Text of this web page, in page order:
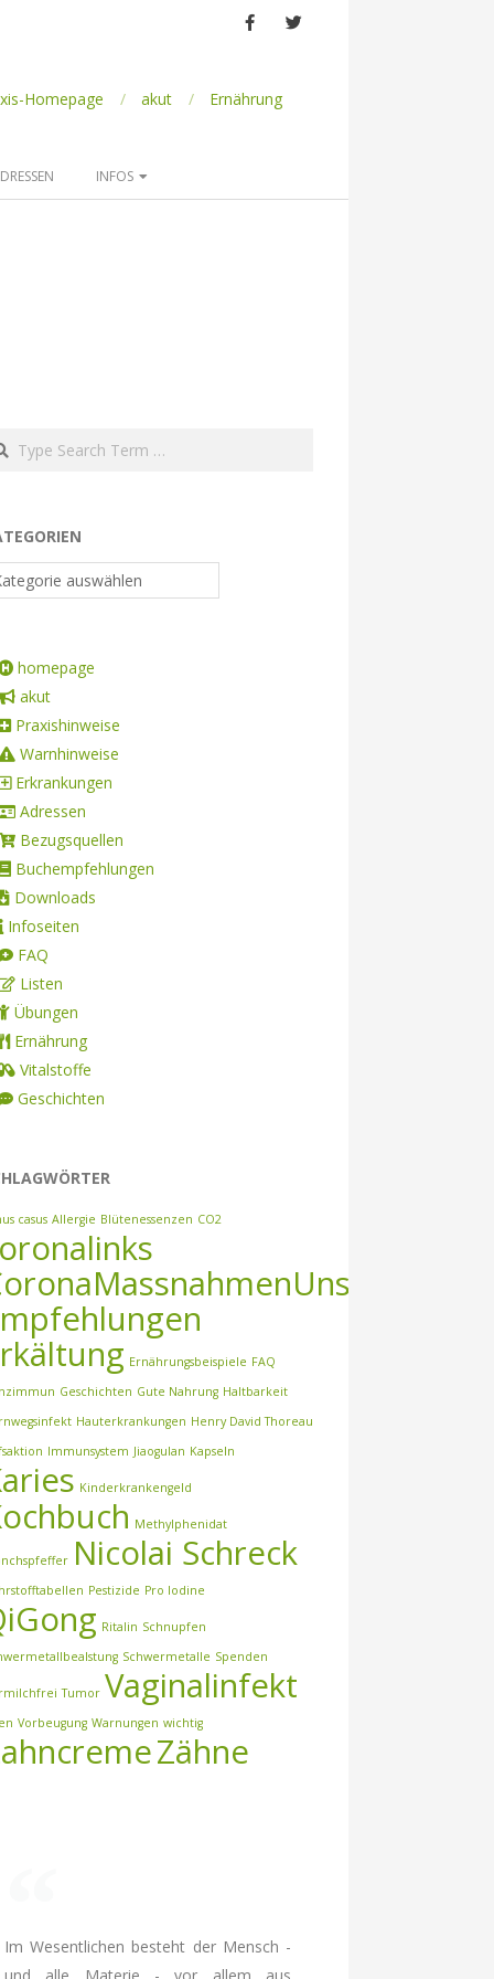
Homepage akut Ernährung
INFOS
homepage
akut
Praxishinweise
Warnhinweise
Erkrankungen
Adressen
Bezugsquellen
Buchempfehlungen
Downloads
Infoseiten
FAQ
Listen
Übungen
Ernährung
Vitalstoffe
Geschichten
casus Allergie Blütenessenzen CO2
Ernährungsbeispiele FAQ
Geschichten Gute Nahrung Haltbarkeit
Hauterkrankungen Henry David Thoreau
Immunsystem Jiaogulan Kapseln
Kinderkrankengeld
Methylphenidat
Nicolai Schreck
Pestizide Pro Iodine
Ritalin Schnupfen
Schwermetalle Spenden
Tumor Vaginalinfekt
Vorbeugung Warnungen wichtig
Zähne
Im Wesentlichen besteht der Mensch -